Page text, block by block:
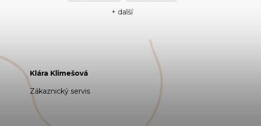
+ další
Klára Klimešová
Zákaznický servis